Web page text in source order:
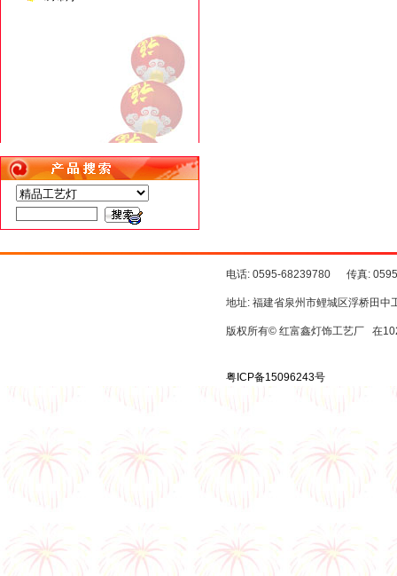
电话: 0595-68239780 传真:
地址: 福建省泉州市鲤城区浮桥田中
版权所有© 红富鑫灯饰工艺厂 在
粤ICP备15096243号